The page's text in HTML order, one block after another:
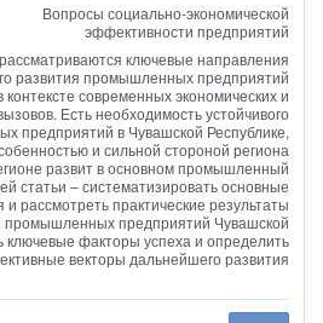
Вопросы социально-экономической
эффективности предприятий
ключевые направления
развития промышленных предприятий
современных экономических и
Есть необходимость устойчивого
предприятий в Чувашской Республике,
и сильной стороной региона
развит в основном промышленный
статьи – систематизировать основные
рассмотреть практические результаты
промышленных предприятий Чувашской
ключевые факторы успеха и определить
векторы дальнейшего развития